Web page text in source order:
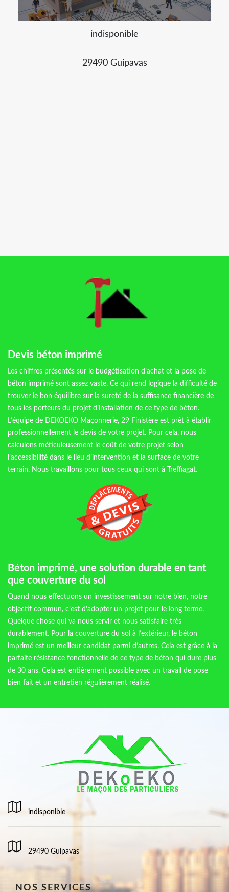
indisponible
29490 Guipavas
Devis béton imprimé
Les chiffres présentés sur le budgétisation d’achat et la pose de
béton imprimé sont assez vaste. Ce qui rend logique la difficulté de
trouver le bon équilibre sur la sureté de la suffisance financière de
tous les porteurs du projet d’installation de ce type de béton.
L’équipe de DEKOEKO Maçonnerie, 29 Finistère est prêt à établir
professionnellement le devis de votre projet. Pour cela, nous
calculons méticuleusement le coût de votre projet selon
l’accessibilité dans le lieu d’intervention et la surface de votre
terrain. Nous travaillons pour tous ceux qui sont à Treffiagat.
Béton imprimé, une solution durable en tant
que couverture du sol
Quand nous effectuons un investissement sur notre bien, notre
objectif commun, c’est d’adopter un projet pour le long terme.
Quelque chose qui va nous servir et nous satisfaire très
durablement. Pour la couverture du sol à l’extérieur, le béton
imprimé est un meilleur candidat parmi d’autres. Cela est grâce à la
parfaite résistance fonctionnelle de ce type de béton qui dure plus
de 30 ans. Cela est entièrement possible avec un travail de pose
bien fait et un entretien régulièrement réalisé.
indisponible
29490 Guipavas
NOS SERVICES